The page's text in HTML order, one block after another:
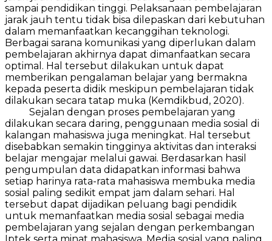
sampai pendidikan tinggi. Pelaksanaan pembelajaran
jarak jauh tentu tidak bisa dilepaskan dari kebutuhan
dalam memanfaatkan kecanggihan teknologi.
Berbagai sarana komunikasi yang diperlukan dalam
pembelajaran akhirnya dapat dimanfaatkan secara
optimal. Hal tersebut dilakukan untuk dapat
memberikan pengalaman belajar yang bermakna
kepada peserta didik meskipun pembelajaran tidak
dilakukan secara tatap muka (Kemdikbud, 2020).
Sejalan dengan proses pembelajaran yang
dilakukan secara daring, penggunaan media sosial di
kalangan mahasiswa juga meningkat. Hal tersebut
disebabkan semakin tingginya aktivitas dan interaksi
belajar mengajar melalui gawai. Berdasarkan hasil
pengumpulan data didapatkan informasi bahwa
setiap harinya rata-rata mahasiswa membuka media
sosial paling sedikit empat jam dalam sehari. Hal
tersebut dapat dijadikan peluang bagi pendidik
untuk memanfaatkan media sosial sebagai media
pembelajaran yang sejalan dengan perkembangan
Iptek serta minat mahasiswa. Media sosial yang paling